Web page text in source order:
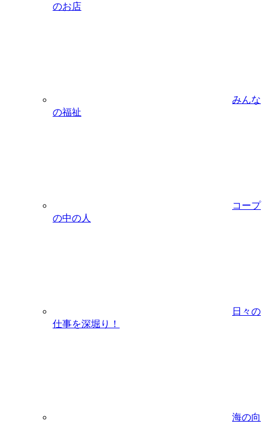
のお店
みんな
の福祉
コープ
の中の人
日々の
仕事を深堀り！
海の向